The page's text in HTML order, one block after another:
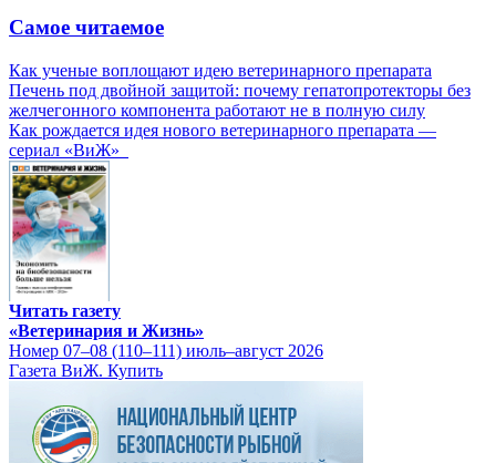
Самое читаемое
Как ученые воплощают идею ветеринарного препарата
Печень под двойной защитой: почему гепатопротекторы без
желчегонного компонента работают не в полную силу
Как рождается идея нового ветеринарного препарата —
сериал «ВиЖ»
Читать газету
«Ветеринария и Жизнь»
Номер 07–08 (110–111) июль–август 2026
Газета ВиЖ. Купить